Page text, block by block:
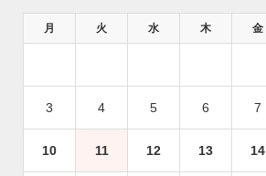
月 火 水 木 金
3 4 5 6 7
10 11 12 13 14